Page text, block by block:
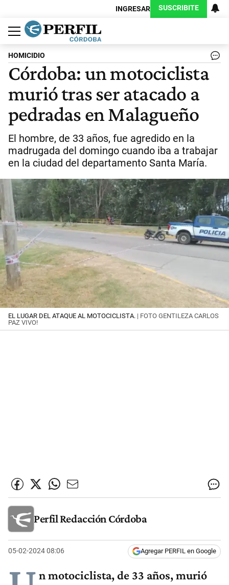
INGRESAR SUSCRIBITE
Política
Economía
Judiciales
Sociedad
Cultura
Espectáculos
Deportes
Protagonistas
HOMICIDIO
Córdoba: un motociclista
murió tras ser atacado a
pedradas en Malagueño
El hombre, de 33 años, fue agredido en la
madrugada del domingo cuando iba a trabajar
en la ciudad del departamento Santa María.
EL LUGAR DEL ATAQUE AL MOTOCICLISTA. | FOTO GENTILEZA CARLOS
PAZ VIVO!
Perfil Redacción Córdoba
05-02-2024 08:06 Agregar PERFIL en Google
n motociclista, de 33 años, murió